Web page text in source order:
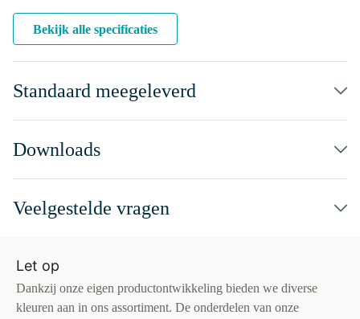
Bekijk alle specificaties
Standaard meegeleverd
Downloads
Veelgestelde vragen
Let op
Dankzij onze eigen productontwikkeling bieden we diverse
kleuren aan in ons assortiment. De onderdelen van onze